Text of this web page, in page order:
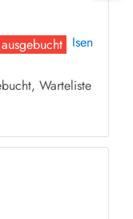
ausgebucht Isen
Warteliste